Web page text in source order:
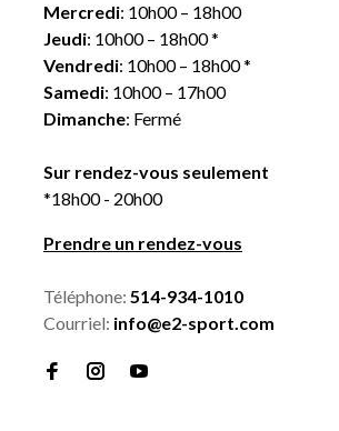
Mercredi: 10h00 – 18h00
Jeudi: 10h00 – 18h00 *
Vendredi: 10h00 – 18h00 *
Samedi: 10h00 – 17h00
Dimanche: Fermé
Sur rendez-vous seulement
*18h00 - 20h00
Prendre un rendez-vous
Téléphone: 514-934-1010
Courriel: info@e2-sport.com